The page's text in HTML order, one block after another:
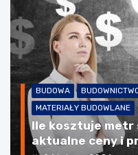
MATERIAŁY PARKIET
Koszty i czynniki
parkietu